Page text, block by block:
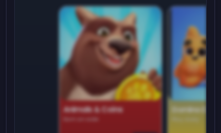
Animals & Coins
Earn on side
Domino